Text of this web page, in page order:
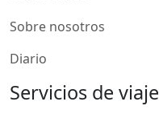
Sobre nosotros
Diario
Servicios de viaje